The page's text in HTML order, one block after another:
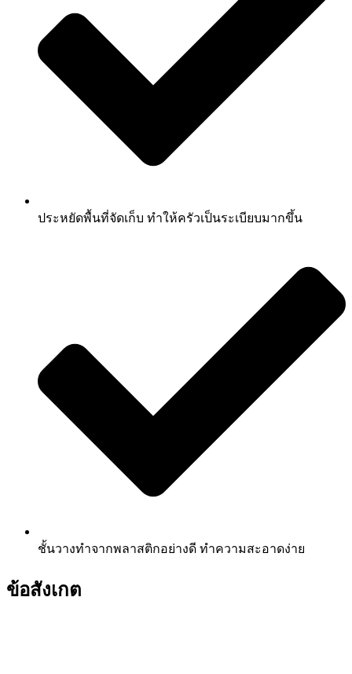
ประหยัดพื้นที่จัดเก็บ ทำให้ครัวเป็นระเบียบมากขึ้น
ชั้นวางทำจากพลาสติกอย่างดี ทำความสะอาดง่าย
ข้อสังเกต